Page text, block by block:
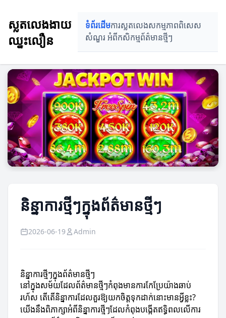
ស្លតលេងងាយ
ឈ្នះលឿន
ទំព័រដើមការស្លតលេងសកម្មភាពពិសេស
សំណួរ អំពីកសិកម្មព័ត៌មានថ្មីៗ
និន្នាការថ្មីៗក្នុងព័ត៌មានថ្មីៗ
2026-06-19 Admin
និន្នាការថ្មីៗក្នុងព័ត៌មានថ្មីៗ
នៅក្នុងសម័យដែលព័ត៌មានថ្មីៗកំពុងមានការកែប្រែយ៉ាងឆាប់
រហ័ស តើតើនិន្នាការដែលគួរឱ្យយកចិត្តទុកដាក់នោះមានអ្វីខ្លះ?
យើងនឹងពិភាក្សាអំពីនិន្នាការថ្មីៗដែលកំពុងបង្កើតឥទ្ធិពលលើការ